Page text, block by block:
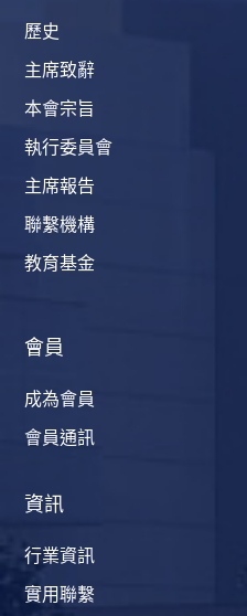
歷史
主席致辭
本會宗旨
執行委員會
主席報告
聯繫機構
教育基金
會員
成為會員
會員通訊
資訊
行業資訊
實用聯繫